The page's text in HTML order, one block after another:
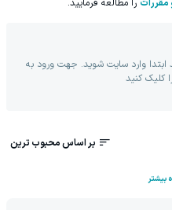
مقررات را مطالعه فرمایید.
ابتدا وارد سایت شوید. جهت ورود به
کلیک کنید
بر اساس محبوب ترین
بیشتر